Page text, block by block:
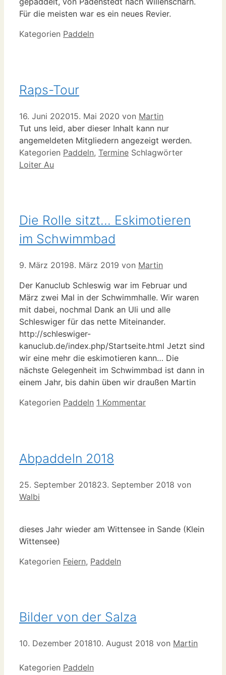
Für die meisten war es ein neues Revier.
Kategorien Paddeln
Raps-Tour
16. Juni 202015. Mai 2020 von Martin
Tut uns leid, aber dieser Inhalt kann nur
angemeldeten Mitgliedern angezeigt werden.
Kategorien Paddeln, Termine Schlagwörter
Loiter Au
Die Rolle sitzt… Eskimotieren
im Schwimmbad
9. März 20198. März 2019 von Martin
Der Kanuclub Schleswig war im Februar und
März zwei Mal in der Schwimmhalle. Wir waren
mit dabei, nochmal Dank an Uli und alle
Schleswiger für das nette Miteinander.
http://schleswiger-
kanuclub.de/index.php/Startseite.html Jetzt sind
wir eine mehr die eskimotieren kann… Die
nächste Gelegenheit im Schwimmbad ist dann in
einem Jahr, bis dahin üben wir draußen Martin
Kategorien Paddeln 1 Kommentar
Abpaddeln 2018
25. September 201823. September 2018 von
Walbi
dieses Jahr wieder am Wittensee in Sande (Klein
Wittensee)
Kategorien Feiern, Paddeln
Bilder von der Salza
10. Dezember 201810. August 2018 von Martin
Kategorien Paddeln